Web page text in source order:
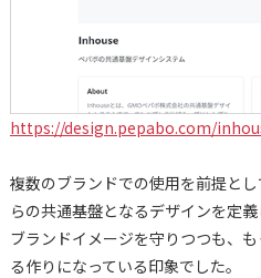
https://design.pepabo.com/
複数のブランドでの使用を前提と
らの共通基盤となるデザインを定義
ブランドイメージを守りつつも、
る作りになっている印象でした。